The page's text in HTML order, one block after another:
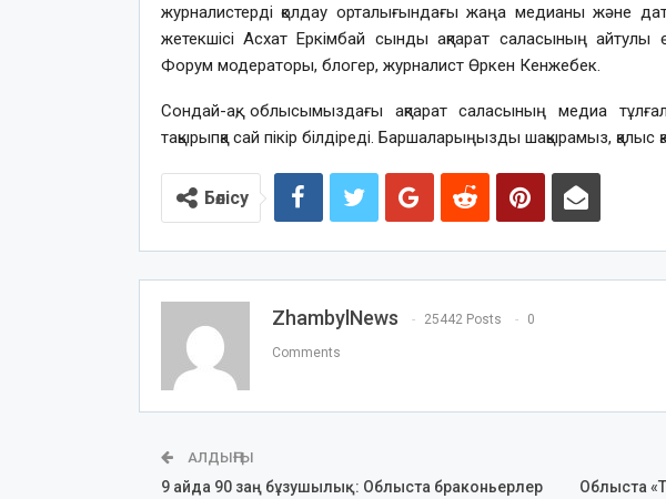
журналистерді қолдау орталығындағы жаңа медианы және
жетекшісі Асхат Еркімбай сынды ақпарат саласының айтулы
Форум модераторы, блогер, журналист Өркен Кенжебек.
Сондай-ақ, облысымыздағы ақпарат саласының медиа
тақырыпқа сай пікір білдіреді. Баршаларыңызды шақырамыз, қалыс
Бөлісу
ZhambylNews 25442 Posts 0
Comments
АЛДЫҢҒЫ
9 айда 90 заң бұзушылық: Облыста браконьерлер
Облыста